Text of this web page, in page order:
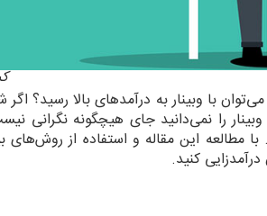
با وبینار به درآمدهای بالا رسید؟
را نمی‌دانید جای هیچگونه نگرانی
مطالعه این مقاله و استفاده از
کنید.